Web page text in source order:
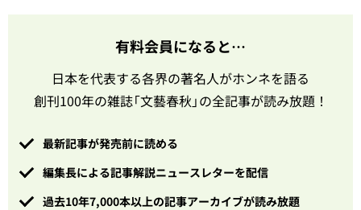
有料会員になると…
日本を代表する各界の著名人がホンネを語る
創刊100年の雑誌「文藝春秋」の全記事が読み放題！
最新記事が発売前に読める
編集長による記事解説ニュースレターを配信
過去10年7,000本以上の記事アーカイブが読み放題